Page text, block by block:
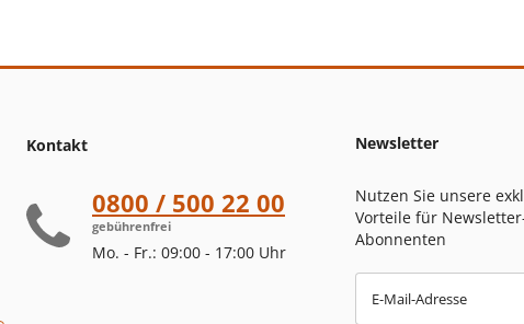
Kontakt
0800 / 500 22 00
gebührenfrei
Mo. - Fr.: 09:00 - 17:00 Uhr
Newsletter
Nutzen Sie unsere
Vorteile für
Abonnenten
E-Mail-Adresse